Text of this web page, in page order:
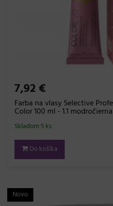
7,92 €
Farba na vlasy Selective
Color 100 ml - 1.1 modročierna
Skladom 5 ks
Do košíka
Novo